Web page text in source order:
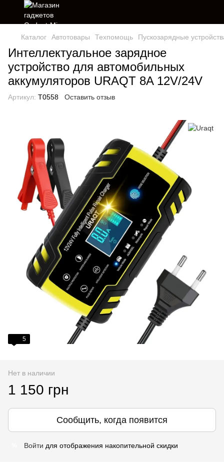
Каталог Автотовары Техпомощь Пускозарядные
Интеллектуальное зарядное
устройство для автомобильных
аккумуляторов URAQT 8A 12V/24V
Артикул: T0558 Оставить отзыв
5
Нет в наличии
1 150 грн
Сообщить, когда появится
Войти для отображения накопительной скидки